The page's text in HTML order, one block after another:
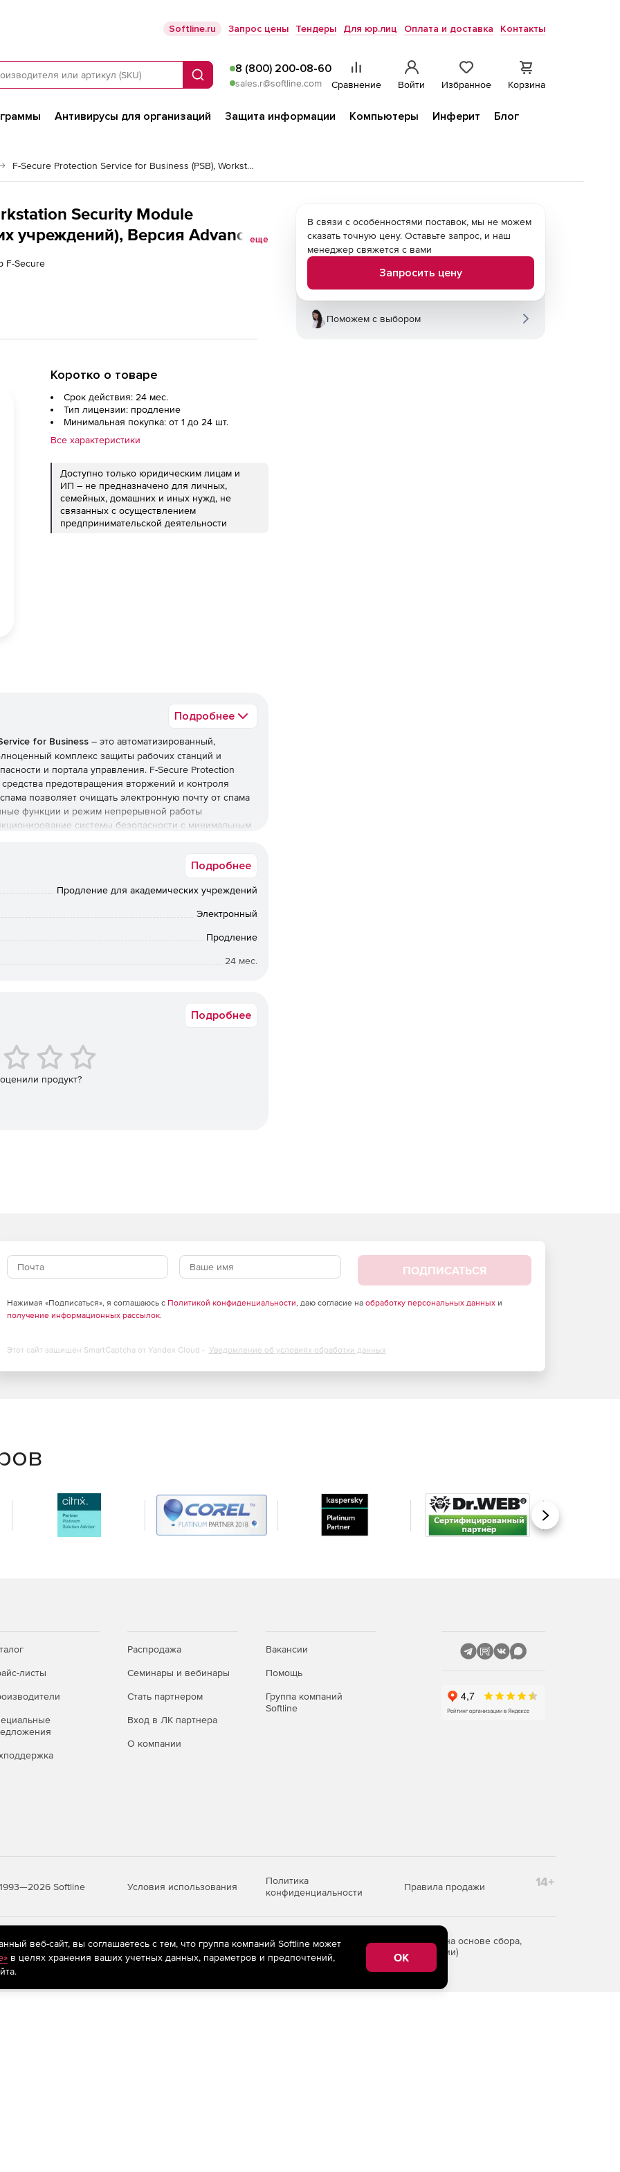
Softline.ru Запрос цены Тендеры Для юр.лиц Оплата и доставка Контакты
Поиск
8 (800) 200-08-60
sales.r@softline.com Сравнение Войти Избранное Корзина
Антивирусы для организаций Защита информации Компьютеры Инферит
Блог
F-Secure Protection Service for Business (PSB), Workstation Security Module
Security Module
учреждений), Версия Advanced
еще
F-Secure
Коротко о товаре
Срок действия: 24 мес.
Тип лицензии: продление
Минимальная покупка: от 1 до 24 шт.
Все характеристики
Доступно только юридическим лицам и
ИП – не предназначено для личных,
семейных, домашних и иных нужд, не
связанных с осуществлением
предпринимательской деятельности
Подробнее
for Business – это автоматизированный,
комплекс защиты рабочих станций и
и портала управления. F-Secure Protection
предотвращения вторжений и контроля
позволяет очищать электронную почту от спама
функции и режим непрерывной работы
системы безопасности с минимальным
Windows и компьютеры Mac, файловые серверы и
Благодаря решению F-Secure Protection
угроз.
до 4 недель давности.
вторжений и контроль приложений.
Подробнее
Продление для академических учреждений
Электронный
Продление
24 мес.
Подробнее
продукт?
В связи с особенностями поставок, мы не можем
сказать точную цену. Оставьте запрос, и наш
менеджер свяжется с вами
Запросить цену
Поможем с выбором
ПОДПИСАТЬСЯ
Нажимая «Подписаться», я соглашаюсь с Политикой конфиденциальности, даю согласие на обработку персональных данныхи
получение информационных рассылок.
Этот сайт защищен SmartCaptcha от Yandex Cloud - Уведомление об условиях обработки данных
Вперед
листы
Распродажа
Семинары и вебинары
Стать партнером
Вход в ЛК партнера
О компании
Вакансии
Помощь
Группа компаний
Softline
Softline Условия использования
Политика
конфиденциальности
Правила продажи 14+
рекомендательные технологии(информационные технологии предоставления информации на основе сбора,
пользователей сети «Интернет», находящихся на территории Российской Федерации)
веб-сайт, вы соглашаетесь с тем, что группа компаний Softline может
в целях хранения ваших учетных данных, параметров и предпочтений,
OK